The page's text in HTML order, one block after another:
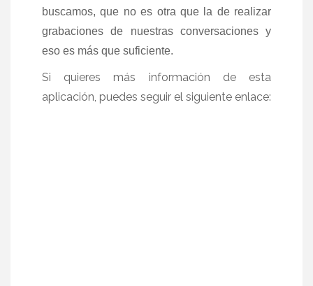
buscamos, que no es otra que la de realizar
grabaciones de nuestras conversaciones y
eso es más que suficiente.
Si quieres más información de esta
aplicación, puedes seguir el siguiente enlace: